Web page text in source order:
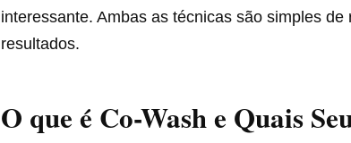
interessante. Ambas as técnicas são simples
resultados.
O que é Co-Wash e Quais